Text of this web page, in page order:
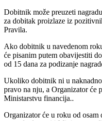
Dobitnik može preuzeti
za dobitak proizlaze iz
Pravila.
Ako dobitnik u navedenom
će pisanim putem obavijestiti
od 15 dana za podizanje
Ukoliko dobitnik ni u
pravo na nju, a Organizator će
Ministarstvu financija..
Organizator će u roku od osam